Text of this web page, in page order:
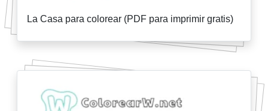
La Casa para colorear (PDF para imprimir gratis)